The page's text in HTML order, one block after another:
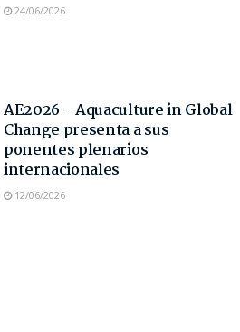
24/06/2026
AE2026 – Aquaculture in Global
Change presenta a sus
ponentes plenarios
internacionales
12/06/2026